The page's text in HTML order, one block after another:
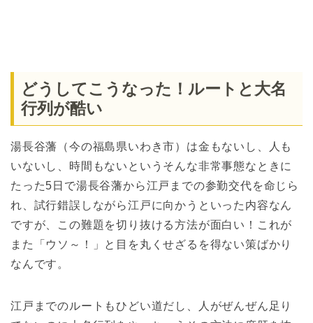
どうしてこうなった！ルートと大名
行列が酷い
湯長谷藩（今の福島県いわき市）は金もないし、人も
いないし、時間もないというそんな非常事態なときに
たった5日で湯長谷藩から江戸までの参勤交代を命じら
れ、試行錯誤しながら江戸に向かうといった内容なん
ですが、この難題を切り抜ける方法が面白い！これが
また「ウソ～！」と目を丸くせざるを得ない策ばかり
なんです。
江戸までのルートもひどい道だし、人がぜんぜん足り